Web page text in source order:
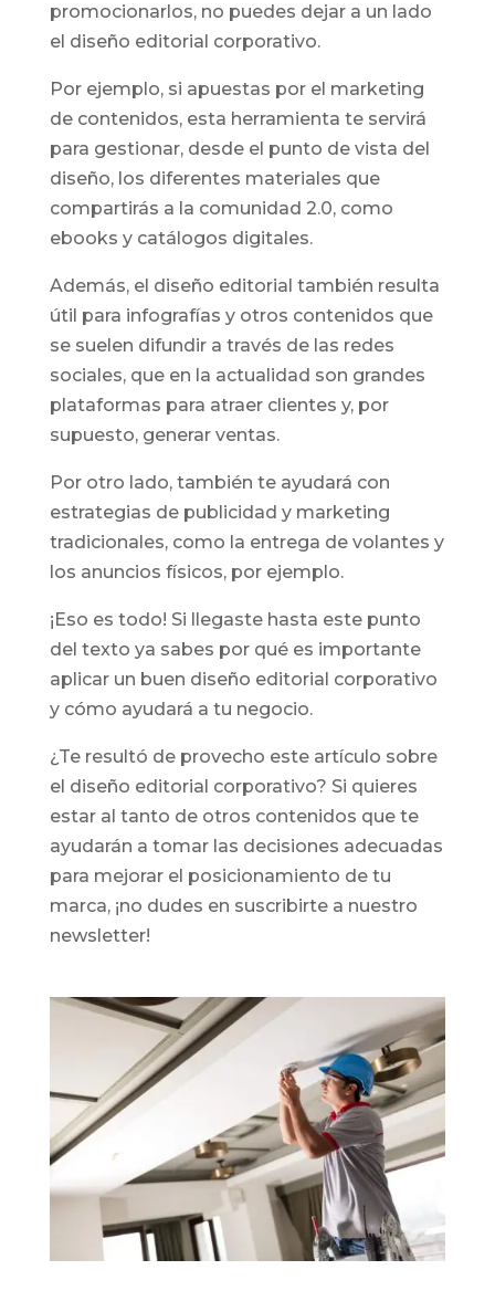
promocionarlos, no puedes dejar a un lado
el diseño editorial corporativo.
Por ejemplo, si apuestas por el marketing
de contenidos, esta herramienta te servirá
para gestionar, desde el punto de vista del
diseño, los diferentes materiales que
compartirás a la comunidad 2.0, como
ebooks y catálogos digitales.
Además, el diseño editorial también resulta
útil para infografías y otros contenidos que
se suelen difundir a través de las redes
sociales, que en la actualidad son grandes
plataformas para atraer clientes y, por
supuesto, generar ventas.
Por otro lado, también te ayudará con
estrategias de publicidad y marketing
tradicionales, como la entrega de volantes y
los anuncios físicos, por ejemplo.
¡Eso es todo! Si llegaste hasta este punto
del texto ya sabes por qué es importante
aplicar un buen diseño editorial corporativo
y cómo ayudará a tu negocio.
¿Te resultó de provecho este artículo sobre
el diseño editorial corporativo? Si quieres
estar al tanto de otros contenidos que te
ayudarán a tomar las decisiones adecuadas
para mejorar el posicionamiento de tu
marca, ¡no dudes en suscribirte a nuestro
newsletter!